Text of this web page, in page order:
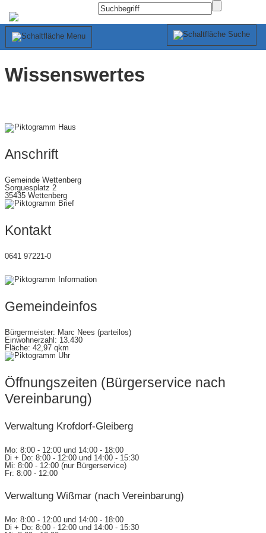
Wissenswertes
Anschrift
Gemeinde Wettenberg
Sorguesplatz 2
35435 Wettenberg
Kontakt
0641 97221-0
Gemeindeinfos
Bürgermeister: Marc Nees (parteilos)
Einwohnerzahl: 13.430
Fläche: 42,97 qkm
Öffnungszeiten (Bürgerservice nach
Vereinbarung)
Verwaltung Krofdorf-Gleiberg
Mo: 8:00 - 12:00 und 14:00 - 18:00
Di + Do: 8:00 - 12:00 und 14:00 - 15:30
Mi: 8:00 - 12:00 (nur Bürgerservice)
Fr: 8:00 - 12:00
Verwaltung Wißmar (nach Vereinbarung)
Mo: 8:00 - 12:00 und 14:00 - 18:00
Di + Do: 8:00 - 12:00 und 14:00 - 15:30